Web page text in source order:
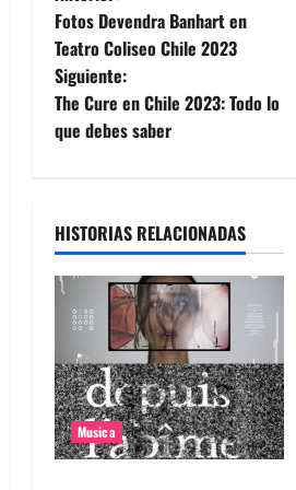
a
v
e
a
c
ó
n
d
Fotos Devendra Banhart en
Teatro Coliseo Chile 2023
Siguiente:
The Cure en Chile 2023: Todo lo
que debes saber
HISTORIAS RELACIONADAS
Musica